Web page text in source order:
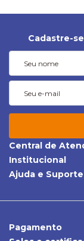
Cadastre-
Central de
(19) 3395-1668
(19) 98409-
Atendimento de
Institucional
Quem Somos
Qualidade
Ajuda e Suporte
Entrega
Central de
Pagamento